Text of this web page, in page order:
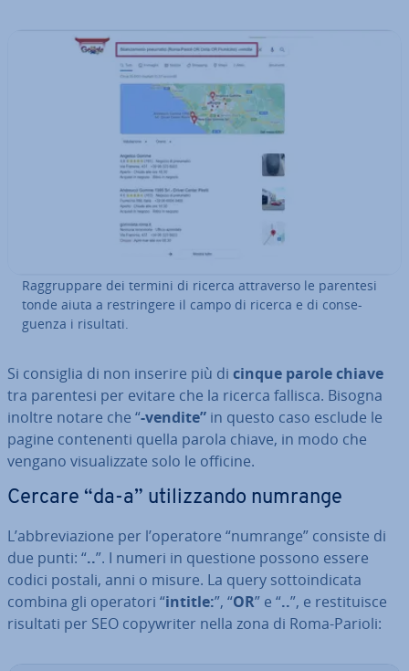
Rag­grup­pa­re dei termini di ricerca at­tra­ver­so le parentesi
tonde aiuta a re­strin­ge­re il campo di ricerca e di con­se­
guen­za i risultati.
Si consiglia di non inserire più di cinque parole chiave
tra parentesi per evitare che la ricerca fallisca. Bisogna
inoltre notare che “-vendite” in questo caso esclude le
pagine con­te­nen­ti quella parola chiave, in modo che
vengano vi­sua­liz­za­te solo le officine.
Cercare “da-a” uti­liz­zan­do numrange
L’ab­bre­via­zio­ne per l’operatore “numrange” consiste di
due punti: “..”. I numeri in questione possono essere
codici postali, anni o misure. La query sot­toin­di­ca­ta
combina gli operatori “intitle:”, “OR” e “..”, e re­sti­tui­sce
risultati per SEO co­py­w­ri­ter nella zona di Roma-Parioli: